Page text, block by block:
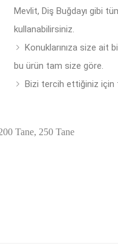
Mevlit, Diş Buğdayı gibi
kullanabilirsiniz.
Konuklarınıza size ait
bu ürün tam size göre.
Bizi tercih ettiğiniz için
Tane, 250 Tane